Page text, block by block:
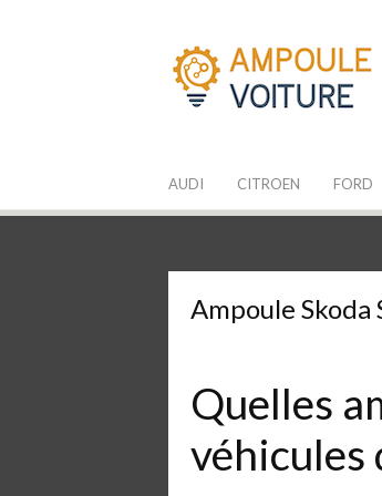
AUDI CITROEN FORD
Ampoule Skoda
Quelles
véhicules